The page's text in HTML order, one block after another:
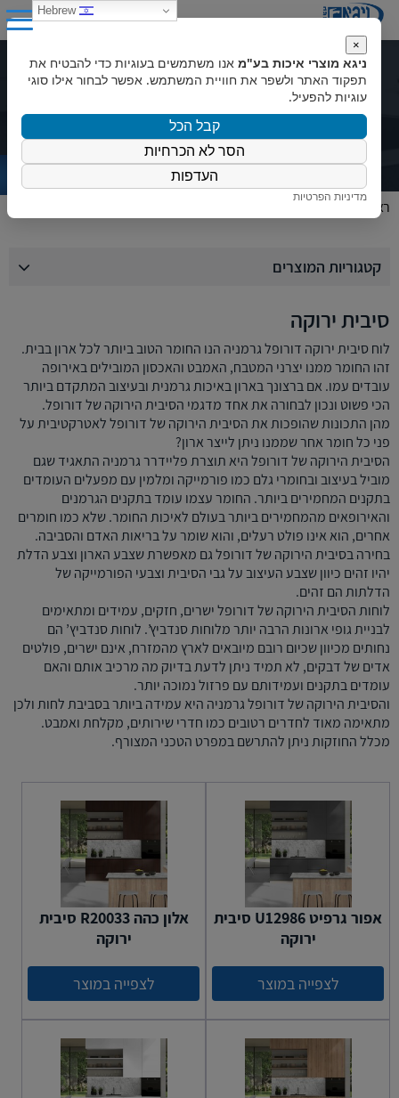
קטלוג מוצרים
ראשי
קטגוריות המוצרים
סיבית ירוקה
לוח סיבית ירוקה דורופל גרמניה הנו החומר הטוב ביותר לכל ארון בבית.
זהו החומר ממנו יצרני המטבח, האמבט והאכסון המובילים באירופה
עובדים עמו. אם ברצונך בארון באיכות גרמנית ובעיצוב המתקדם ביותר
הכי פשוט ונכון לבחורה את אחד מדגמי הסיבית הירוקה של דורופל.
מהן התכונות שהופכות את הסיבית הירוקה של דורופל לאטרקטיבית על
פני כל חומר אחר שממנו ניתן לייצר ארון?
הסיבית הירוקה של דורופל היא תוצרת פליידרר גרמניה התאגיד שגם
מוביל בעיצוב ובחומרי גלם כמו פורמייקה ומלמין עם מפעלים העומדים
בתקנים המחמירים ביותר. החומר עצמו עומד בתקנים הגרמנים
והאירופאים מהמחמירים ביותר בעולם לאיכות החומר. שלא כמו חומרים
אחרים, הוא אינו פולט רעלים, והוא שומר על בריאות האדם והסביבה.
בחירה בסיבית הירוקה של דורופל גם מאפשרת שצבע הארון וצבע הדלת
יהיו זהים כיוון שצבע העיצוב על גבי הסיבית וצבעי הפורמייקה של
הדלתות הם זהים.
לוחות הסיבית הירוקה של דורופל ישרים, חזקים, עמידים ומתאימים
לבניית גופי ארונות הרבה יותר מלוחות סנדביץ’. לוחות סנדביץ’ הם
נחותים מכיוון שכיום רובם מיובאים לארץ מהמזרח, אינם ישרים, פולטים
אדים של דבקים, לא תמיד ניתן לדעת בדיוק מה מרכיב אותם והאם
עומדים בתקנים ועמידותם עם פרזול נמוכה יותר.
והסיבית הירוקה של דורופל גרמניה היא עמידה ביותר בסביבת לחות ולכן
מתאימה מאוד לחדרים רטובים כמו חדרי שירותים, מקלחת ואמבט.
מכלל החוזקות ניתן להתרשם במפרט הטכני המצורף.
אפור גרפיט U12986 סיבית
ירוקה
לצפייה במוצר
אלון כהה R20033 סיבית
ירוקה
לצפייה במוצר
×
ניגא מוצרי איכות בע"מ אנו משתמשים בעוגיות כדי להבטיח את
תפקוד האתר ולשפר את חוויית המשתמש. אפשר לבחור אילו סוגי
עוגיות להפעיל.
קבל הכל
הסר לא הכרחיות
העדפות
מדיניות הפרטיות
Hebrew